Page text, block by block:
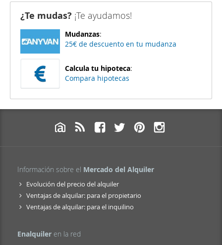
¿Te mudas? ¡Te ayudamos!
Mudanzas:
25€ de descuento en tu mudanza
Calcula tu hipoteca:
Compara hipotecas
Información sobre el Mercado del Alquiler
Evolución del precio del alquiler
Ventajas de alquilar: para el propietario
Ventajas de alquilar: para el inquilino
Enalquiler en la red